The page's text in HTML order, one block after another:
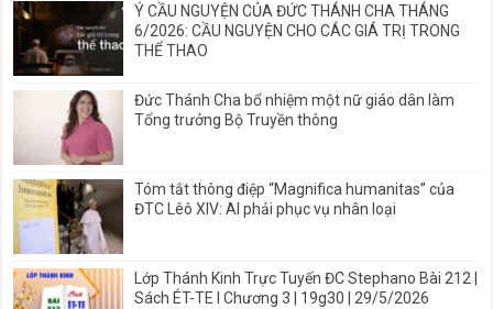
Ý CẦU NGUYỆN CỦA ĐỨC THÁNH CHA THÁNG
6/2026: CẦU NGUYỆN CHO CÁC GIÁ TRỊ TRONG
THỂ THAO
Đức Thánh Cha bổ nhiệm một nữ giáo dân làm
Tổng trưởng Bộ Truyền thông
Tóm tắt thông điệp “Magnifica humanitas” của
ĐTC Lêô XIV: AI phải phục vụ nhân loại
Lớp Thánh Kinh Trực Tuyến ĐC Stephano Bài 212 |
Sách ÉT-TE I Chương 3 | 19g30 | 29/5/2026